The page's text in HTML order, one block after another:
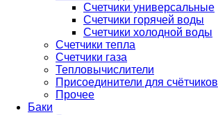
Счетчики универсальные
Счетчики горячей воды
Счетчики холодной воды
Счетчики тепла
Счетчики газа
Тепловычислители
Присоединители для счётчиков
Прочее
Баки